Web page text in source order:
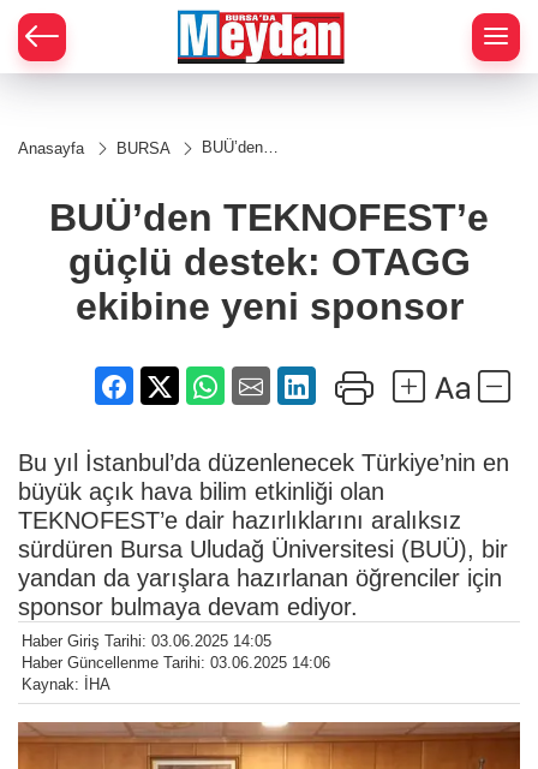
Anasayfa BURSA
BUÜ’den
OTAGG
ekibine yeni
BUÜ’den TEKNOFEST’e
güçlü destek: OTAGG
ekibine yeni sponsor
Bu yıl İstanbul’da düzenlenecek Türkiye’nin en
büyük açık hava bilim etkinliği olan
TEKNOFEST’e dair hazırlıklarını aralıksız
sürdüren Bursa Uludağ Üniversitesi (BUÜ), bir
yandan da yarışlara hazırlanan öğrenciler için
sponsor bulmaya devam ediyor.
Haber Giriş Tarihi: 03.06.2025 14:05
Haber Güncellenme Tarihi: 03.06.2025 14:06
Kaynak: İHA